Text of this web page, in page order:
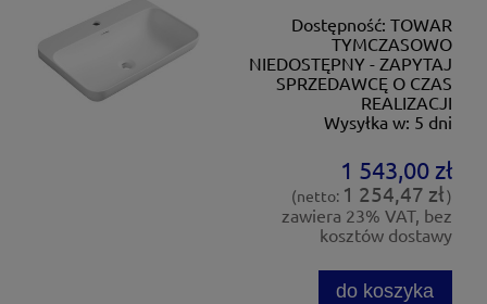
Dostępność: TOWAR
TYMCZASOWO
NIEDOSTĘPNY - ZAPYTAJ
SPRZEDAWCĘ O CZAS
REALIZACJI
Wysyłka w: 5 dni
1 543,00 zł
(netto: 1 254,47 zł)
zawiera 23% VAT, bez
kosztów dostawy
do koszyka